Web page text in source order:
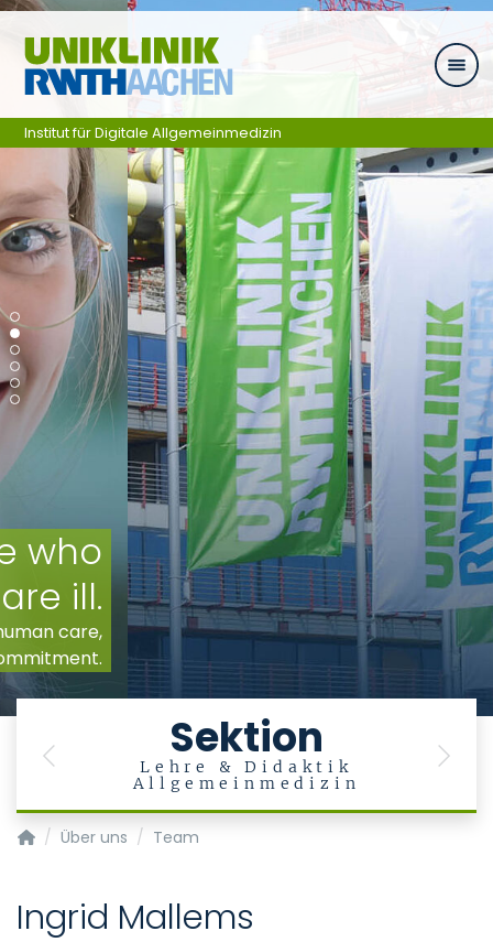
Skip navigation
Sektion
Lehre & Didaktik
Allgemeinmedizin
Previous Next
Institut für Digitale Allgemeinmedizin
Institut für Digitale Allgemeinmedizin
Über uns Team
Ingrid Mallems